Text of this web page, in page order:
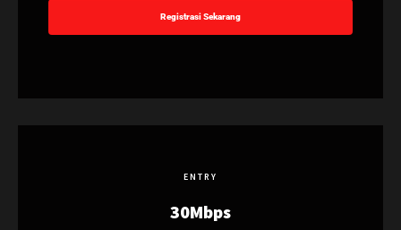
Registrasi Sekarang
ENTRY
30Mbps